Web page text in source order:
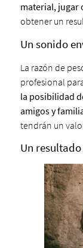
material, jugar
obtener un
Un sonido
La razón de
profesional
la posibilidad
amigos y
tendrán un
Un